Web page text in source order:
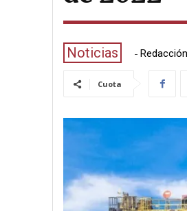
Noticias - Redacción
Cuota